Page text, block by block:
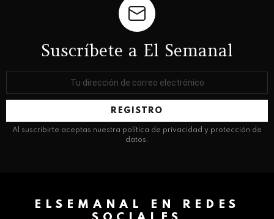
Suscríbete a El Semanal
correo
Al suscribirte aceptas nuestra política de privacidad y protección de
datos.
ELSEMANAL EN REDES